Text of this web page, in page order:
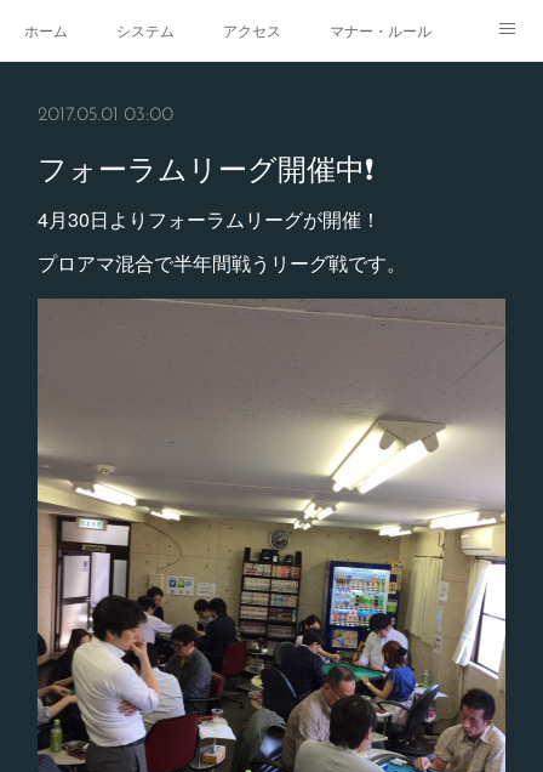
ホーム システム アクセス マナー・ルール
2017.05.01 03:00
フォーラムリーグ開催中❗️
4月30日よりフォーラムリーグが開催！
プロアマ混合で半年間戦うリーグ戦です。